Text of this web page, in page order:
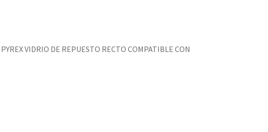
VIDRIO DE REPUESTO RECTO COMPATIBLE CON